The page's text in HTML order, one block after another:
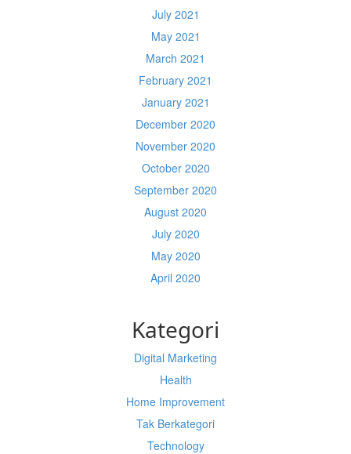
July 2021
May 2021
March 2021
February 2021
January 2021
December 2020
November 2020
October 2020
September 2020
August 2020
July 2020
May 2020
April 2020
Kategori
Digital Marketing
Health
Home Improvement
Tak Berkategori
Technology